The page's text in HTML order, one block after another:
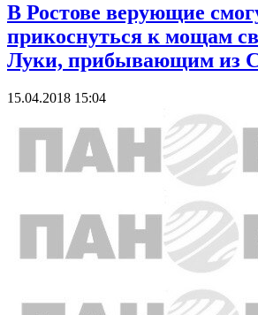
В Ростове верующие
прикоснуться к мощам
Луки, прибывающим из
15.04.2018 15:04